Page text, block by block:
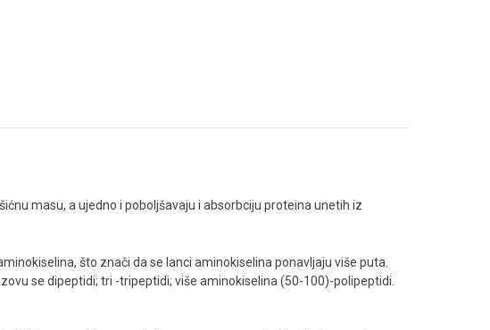
masu, a ujedno i poboljšavaju i absorbciju proteina unetih iz
što znači da se lanci aminokiselina ponavljaju više puta.
se dipeptidi; tri -tripeptidi; više aminokiselina (50-100)-polipeptidi.